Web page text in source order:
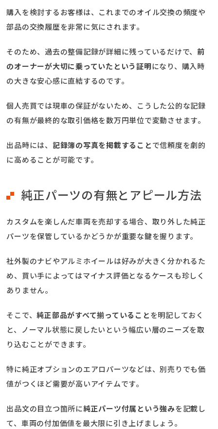
購入を検討するお客様は、これまでのオイル交換の頻度や
部品の交換履歴を非常に気にされます。
そのため、過去の整備記録が詳細に残っているだけで、 前
のオーナーが大切に乗っていたという証明 になり、購入時
の大きな安心感に直結するのです。
個人売買では現車の保証がないため、こうした公的な記録
の有無が最終的な取引価格を数万円単位で変動させます。
出品時には、 記録簿の写真を掲載すること で信頼度を劇的
に高めることが可能です。
純正パーツの有無とアピール方法
カスタムを楽しんだ車両を売却する場合、取り外した純正
パーツを保管しているかどうかが重要な鍵を握ります。
社外製のナビやアルミホイールは好みが大きく分かれるた
め、買い手によってはマイナス評価となるケースも珍しく
ありません。
そこで、純正部品がすべて揃っていること を明記しておく
と、ノーマル状態に戻したいという幅広い層のニーズを取
り込むことができます。
特に純正オプションのエアロパーツなどは、別売りでも価
値がつくほど需要が高いアイテムです。
出品文の目立つ箇所に純正パーツ付属という強みを記載し
て、車両の付加価値を最大限に引き上げましょう。